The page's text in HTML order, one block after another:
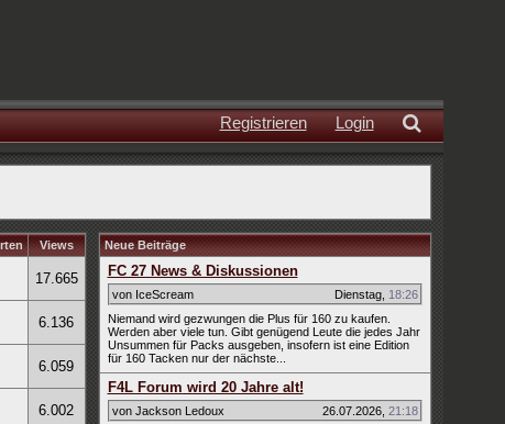
Login
Registrieren
Views
17.665
6.136
6.059
6.002
Neue Beiträge
FC 27 News & Diskussionen
von IceScream Dienstag, 18:26
Niemand wird gezwungen die Plus für 160 zu kaufen.
Werden aber viele tun. Gibt genügend Leute die jedes Jahr
Unsummen für Packs ausgeben, insofern ist eine Edition
für 160 Tacken nur der nächste...
F4L Forum wird 20 Jahre alt!
von Jackson Ledoux 26.07.2026, 21:18